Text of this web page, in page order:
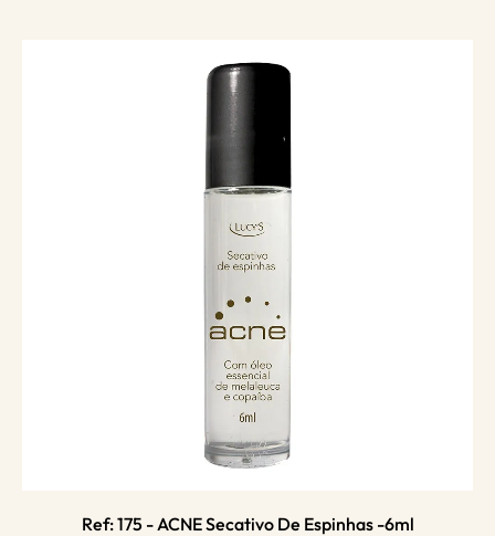
Ref: 175 - ACNE Secativo De Espinhas -6ml